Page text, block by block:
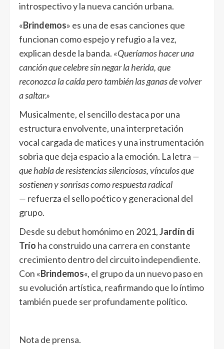
introspectivo y la nueva canción urbana.
«Brindemos» es una de esas canciones que
funcionan como espejo y refugio a la vez,
explican desde la banda. «Queríamos hacer una
canción que celebre sin negar la herida, que
reconozca la caída pero también las ganas de volver
a saltar.»
Musicalmente, el sencillo destaca por una
estructura envolvente, una interpretación
vocal cargada de matices y una instrumentación
sobria que deja espacio a la emoción. La letra —
que habla de resistencias silenciosas, vínculos que
sostienen y sonrisas como respuesta radical
— refuerza el sello poético y generacional del
grupo.
Desde su debut homónimo en 2021,Jardín di
Trío ha construido una carrera en constante
crecimiento dentro del circuito independiente.
Con «Brindemos«, el grupo da un nuevo paso en
su evolución artística, reafirmando que lo íntimo
también puede ser profundamente político.
Nota de prensa.